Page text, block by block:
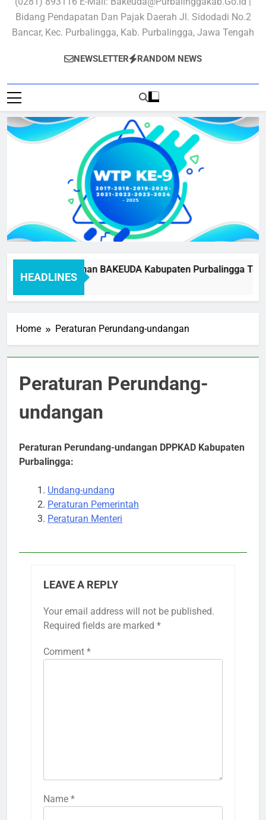
Bidang Pendapatan Dan Pajak Daerah Jl. Sidodadi No.2
Bancar, Kec. Purbalingga, Kab. Purbalingga, Jawa Tengah
NEWSLETTER RANDOM NEWS
HEADLINES
Standar Pelayanan BAKEUDA Kabupaten Purbalingga
1 Month Ago
Home Peraturan Perundang-undangan
Peraturan Perundang-
undangan
Peraturan Perundang-undangan DPPKAD Kabupaten
Purbalingga:
Undang-undang
Peraturan Pemerintah
Peraturan Menteri
LEAVE A REPLY
Your email address will not be published.
Required fields are marked *
Comment *
Name *